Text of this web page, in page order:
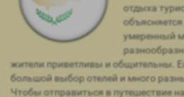
отдыха
умеренный
жители приветливы и общительны.
большой выбор отелей и много
Чтобы отправиться в путешествие